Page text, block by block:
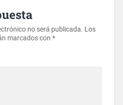
no será publicada. Los
marcados con *